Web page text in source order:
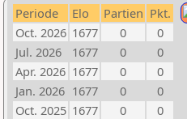
Periode Elo Partien Pkt.
Oct. 2026 1677 0
0
Jul. 2026
1677 0
0
Apr. 2026 1677 0
0
Jan. 2026 1677 0
0
Oct. 2025 1677 0
0